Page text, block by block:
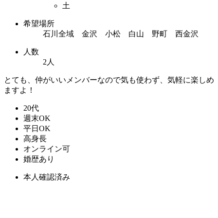
土
希望場所
石川全域 金沢 小松 白山 野町 西金沢
人数
2人
とても、仲がいいメンバーなので気も使わず、気軽に楽しめ
ますよ！
20代
週末OK
平日OK
高身長
オンライン可
婚歴あり
本人確認済み